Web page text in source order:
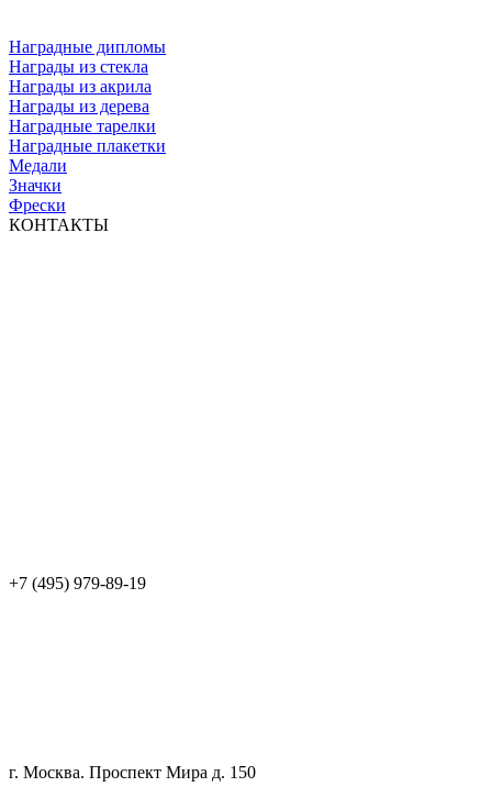
Наградные дипломы
Награды из стекла
Награды из акрила
Награды из дерева
Наградные тарелки
Наградные плакетки
Медали
Значки
Фрески
КОНТАКТЫ
+7 (495) 979-89-19
г. Москва. Проспект Мира д. 150